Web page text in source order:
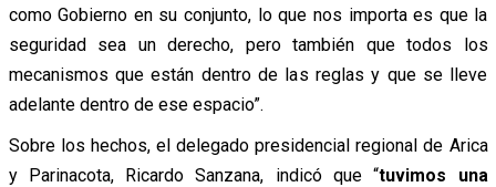
como Gobierno en su conjunto, lo que nos importa es que la
seguridad sea un derecho, pero también que todos los
mecanismos que están dentro de las reglas y que se lleve
adelante dentro de ese espacio”.
Sobre los hechos, el delegado presidencial regional de Arica
y Parinacota, Ricardo Sanzana, indicó que “tuvimos una